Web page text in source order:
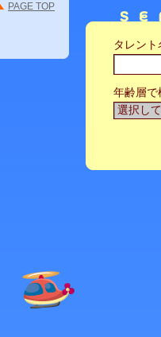
PAGE TOP
タレン
年齢層で